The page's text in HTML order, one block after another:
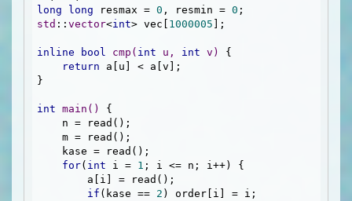
long
long resmax = 0 , resmin = 0
std :: vector<int> vec[ 1000005 ];
inline bool cmp ( int u, int v)
{
return a[u] < a[v];
}
int main ()
{
for( int i = 1 ; i <= n; i++) {
if (kase == 2 ) order[i] = i;